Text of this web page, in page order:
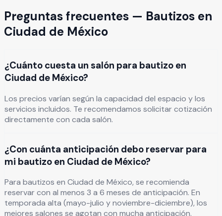
Preguntas frecuentes — Bautizos en
Ciudad de México
¿Cuánto cuesta un salón para bautizo en
Ciudad de México?
Los precios varían según la capacidad del espacio y los
servicios incluidos. Te recomendamos solicitar cotización
directamente con cada salón.
¿Con cuánta anticipación debo reservar para
mi bautizo en Ciudad de México?
Para bautizos en Ciudad de México, se recomienda
reservar con al menos 3 a 6 meses de anticipación. En
temporada alta (mayo-julio y noviembre-diciembre), los
mejores salones se agotan con mucha anticipación.